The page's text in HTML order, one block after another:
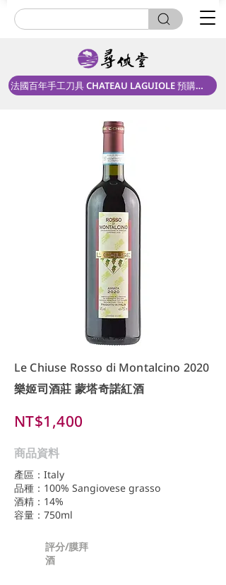
法國百年手工刀具 CHATEAU LAGUIOLE 預購中！
Le Chiuse Rosso di Montalcino 2020
樂姬司酒莊 蒙塔奇諾紅酒
NT$1,400
商品資料
產區：Italy
品種：100% Sangiovese grasso
酒精：14%
容量：750ml
評分/膜拜
酒